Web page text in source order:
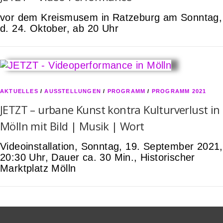
vor dem Kreismusem in Ratzeburg am Sonntag,
d. 24. Oktober, ab 20 Uhr
AKTUELLES /AUSSTELLUNGEN / PROGRAMM / PROGRAMM 2021
JETZT – urbane Kunst kontra Kulturverlust in
Mölln mit Bild | Musik | Wort
Videoinstallation, Sonntag, 19. September 2021,
20:30 Uhr, Dauer ca. 30 Min., Historischer
Marktplatz Mölln